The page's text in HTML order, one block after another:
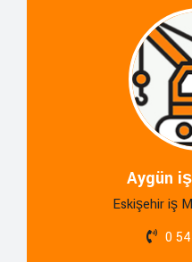
Aygün
Eskişehir iş
0